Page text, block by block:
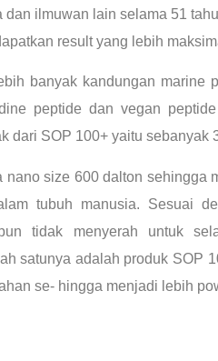
dan ilmuwan lain selama 51
result yang lebih
banyak kandungan marine
peptide dan vegan
dari SOP 100+ yaitu sebanyak
nano size 600 dalton sehingga
tubuh manusia. Sesuai
tidak menyerah untuk
satunya adalah produk SOP
se- hingga menjadi lebih